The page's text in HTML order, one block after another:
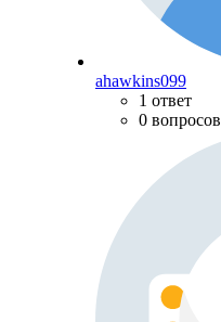
ahawkins099
1 ответ
0 вопросов